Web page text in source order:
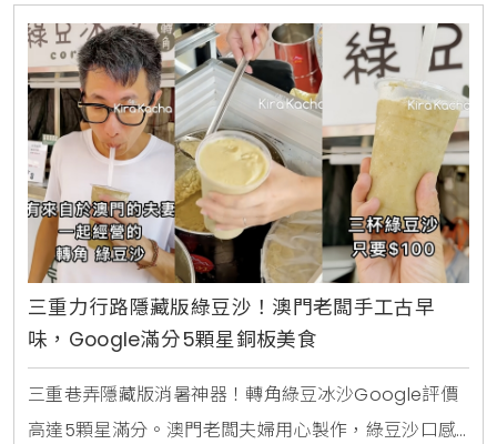
三重力行路隱藏版綠豆沙！澳門老闆手工古早
味，Google滿分5顆星銅板美食
三重巷弄隱藏版消暑神器！轉角綠豆冰沙Google評價
高達5顆星滿分。澳門老闆夫婦用心製作，綠豆沙口感